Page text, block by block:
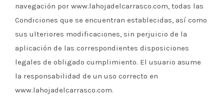
navegación por www.lahojadelcarrasco.com, todas las
Condiciones que se encuentran establecidas, así como
sus ulteriores modificaciones, sin perjuicio de la
aplicación de las correspondientes disposiciones
legales de obligado cumplimiento. El usuario asume
la responsabilidad de un uso correcto en
www.lahojadelcarrasco.com.